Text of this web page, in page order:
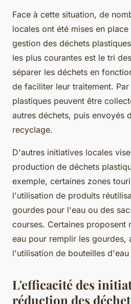
Face à cette situation, de
locales ont été mises en
gestion des déchets
les plus courantes est le tri
séparer les déchets en
de faciliter leur traitement.
plastiques peuvent être
autres déchets, puis envoyés
recyclage.
D'autres initiatives locales
production de déchets
exemple, certaines zones
l'utilisation de produits
gourdes pour l'eau ou des
courses. Certaines proposent
eau pour remplir les gourdes,
l'utilisation de bouteilles d'eau
L'efficacité des
réduction des